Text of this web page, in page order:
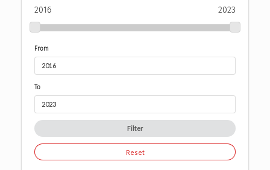
2016 2023
From
To
Filter
Reset